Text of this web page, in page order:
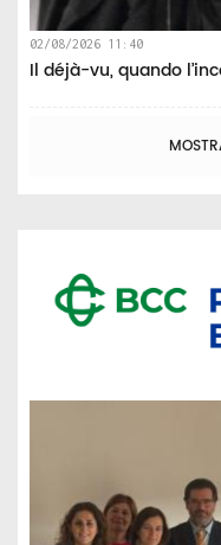
02/08/2026 11:40
Il déjà-vu, quando